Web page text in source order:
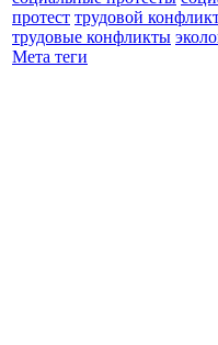
протест трудовой
трудовые конфликты
Мета теги